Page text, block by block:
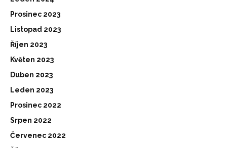
Prosinec 2023
Listopad 2023
Říjen 2023
Květen 2023
Duben 2023
Leden 2023
Prosinec 2022
Srpen 2022
Červenec 2022